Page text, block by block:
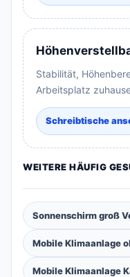
Stabilität,
Arbeitsplatz
Schreibtische
WEITERE HÄUFIG
Sonnenschirm groß
Mobile Klimaanlage
Mobile Klimaanlage